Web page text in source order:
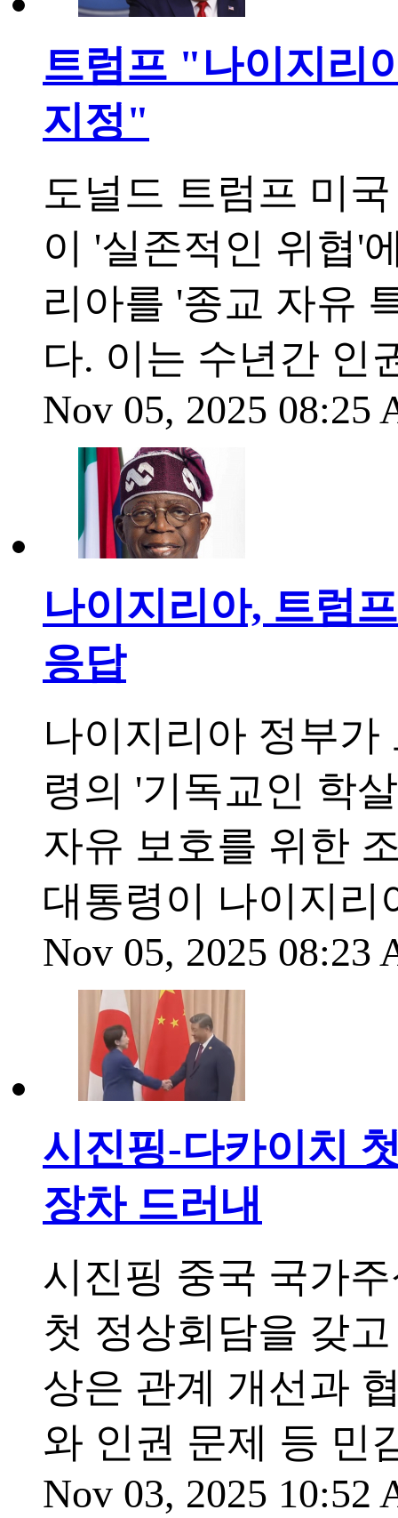
트럼프 "나이지리
지정"
도널드 트럼프 미
이 '실존적인 위협'
리아를 '종교 자유
다. 이는 수년간
Nov 05, 2025 08:25
나이지리아, 트럼
응답
나이지리아 정부가
령의 '기독교인 학
자유 보호를 위한
대통령이 나이지
Nov 05, 2025 08:23
시진핑-다카이치
장차 드러내
시진핑 중국 국가
첫 정상회담을 갖
상은 관계 개선과
와 인권 문제 등 민
Nov 03, 2025 10:52